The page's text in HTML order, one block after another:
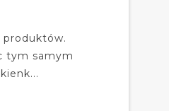
produktów.
tym samym